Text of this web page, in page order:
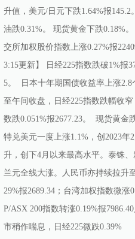
升值，美元/日元下跌1.64%报
油跌0.31%。 现货黄金下跌0.18%
交所加权股价指数上涨0.27%报
3:15更新】 日经225指数跌破1%报
5。 日本十年期国债收益率上涨
至午间收盘，日经225指数跌幅收
数跌0.051%报2677.23。 现货黄金
特兑美元一度上涨1.1%，创2023
升，创下4月以来最高水平。泰铢
兰元全线大涨。人民币亦持续拉升
29%报2689.34；台湾加权指数微涨
P/ASX 200指数转涨0.19%报
市稍作喘息，日经225微跌0.39%